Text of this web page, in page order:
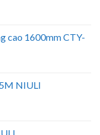
cao 1600mm CTY-
NIULI